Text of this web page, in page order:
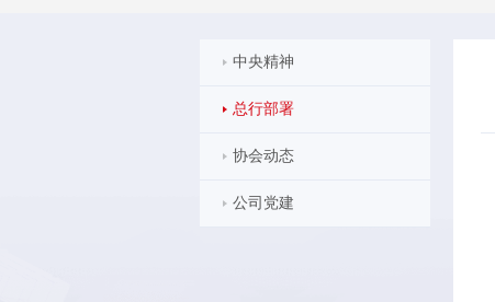
中央精神
总行部署
协会动态
公司党建